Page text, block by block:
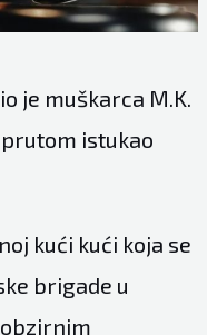
je muškarca M.K.
istukao
kući kući koja se
brigade u